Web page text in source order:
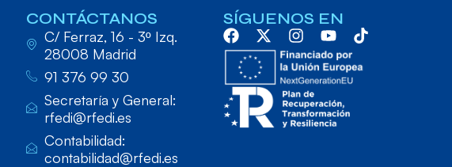
CONTÁCTANOS
C/ Ferraz, 16 - 3º Izq.
28008 Madrid
91 376 99 30
Secretaría y General:
rfedi@rfedi.es
Contabilidad:
contabilidad@rfedi.es
SÍGUENOS EN